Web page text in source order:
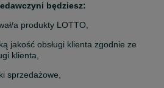
będziesz:
a produkty LOTTO,
jakość obsługi klienta zgodnie ze
klienta,
sprzedażowe,